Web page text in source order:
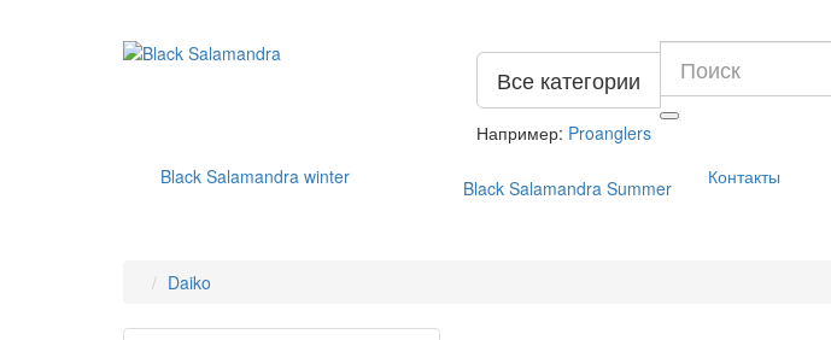
Все категории
Например: Proanglers
Black Salamandra winter
Black Salamandra Summer Контакты
Daiko